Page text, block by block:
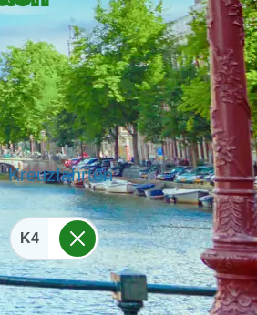
Kreuzfahrten
K4